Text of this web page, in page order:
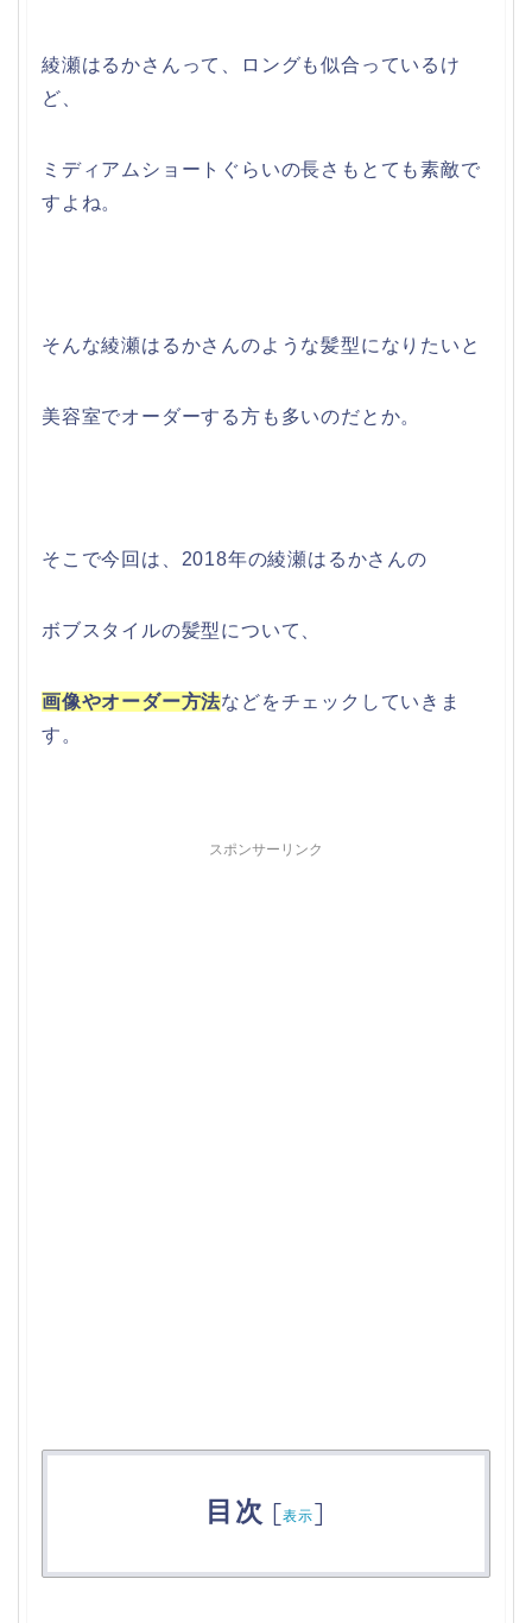
綾瀬はるかさんって、ロングも似合っているけ
ど、
ミディアムショートぐらいの長さもとても素敵で
すよね。
そんな綾瀬はるかさんのような髪型になりたいと
美容室でオーダーする方も多いのだとか。
そこで今回は、2018年の綾瀬はるかさんの
ボブスタイルの髪型について、
画像やオーダー方法などをチェックしていきま
す。
スポンサーリンク
目次 [表示]